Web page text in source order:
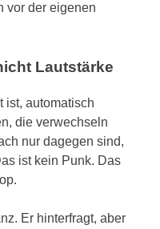
vor der eigenen
Lautstärke
ist, automatisch
die verwechseln
nur dagegen sind,
ist kein Punk. Das
Er hinterfragt, aber